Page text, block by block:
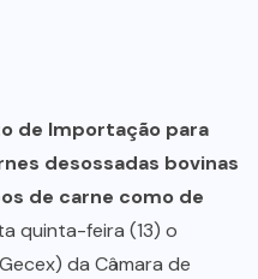
de Importação para
desossadas bovinas
de carne como de
quinta-feira (13) o
da Câmara de